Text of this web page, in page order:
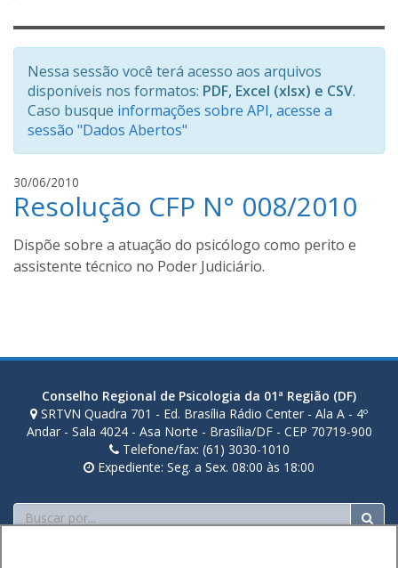
Nessa sessão você terá acesso aos arquivos
disponíveis nos formatos: PDF, Excel (xlsx) e CSV.
Caso busque informações sobre API, acesse a
sessão "Dados Abertos"
30/06/2010
u
c
a
s
s
o
Resolução CFP N° 008/2010
Dispõe sobre a atuação do psicólogo como perito e
assistente técnico no Poder Judiciário.
Conselho Regional de Psicologia da 01ª Região (DF)
SRTVN Quadra 701 - Ed. Brasília Rádio Center - Ala A - 4º
Andar - Sala 4024 - Asa Norte - Brasília/DF - CEP 70719-900
Telefone/fax: (61) 3030-1010
Expediente: Seg. a Sex. 08:00 às 18:00
Buscar